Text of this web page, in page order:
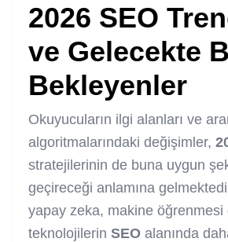
2026 SEO
ve Gelecekte
Bekleyenler
Okuyucuların ilgi alanları ve
algoritmalarındaki değişimler,
stratejilerinin de buna uygun
geçireceği anlamına
yapay zeka, makine öğrenmesi
teknolojilerin SEO alanında